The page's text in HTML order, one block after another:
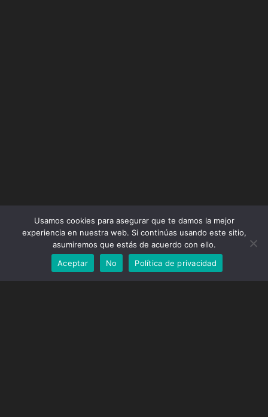
TALLER DE IMPRESIÓN 3D
CON EJEMPLOS EN VIVO
Competencias
Estas son algunas de las competencias que mejorarán tu equipo
de forma dinámica y divertida rodeado de tecnología:
Usamos cookies para asegurar que te damos la mejor
experiencia en nuestra web. Si continúas usando este sitio,
asumiremos que estás de acuerdo con ello.
Aceptar
No Política de privacidad